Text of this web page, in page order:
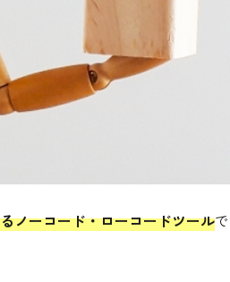
ノーコード・ローコードツールで